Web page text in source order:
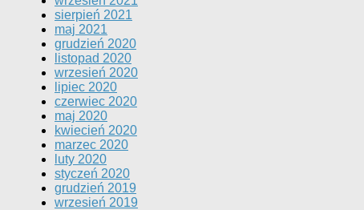
sierpień 2021
maj 2021
grudzień 2020
listopad 2020
wrzesień 2020
lipiec 2020
czerwiec 2020
maj 2020
kwiecień 2020
marzec 2020
luty 2020
styczeń 2020
grudzień 2019
wrzesień 2019